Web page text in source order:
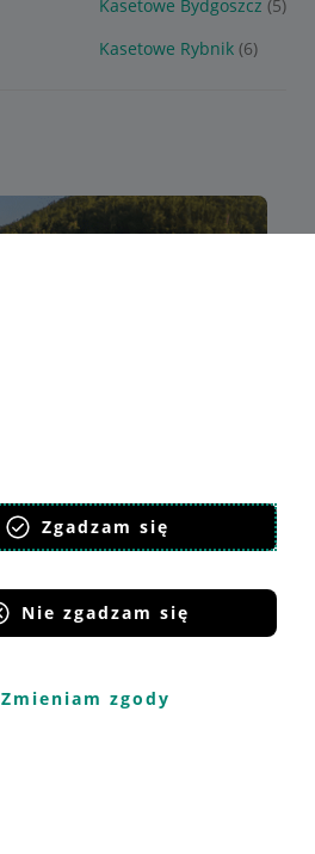
Zgadzam się
Nie zgadzam się
Zmieniam zgody
Kasetowe Bydgoszcz (5)
Kasetowe Rybnik (6)